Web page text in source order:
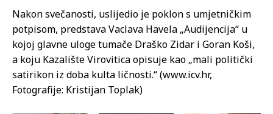
Nakon svečanosti, uslijedio je poklon s umjetničkim
potpisom, predstava Vaclava Havela „Audijencija“ u
kojoj glavne uloge tumače Draško Zidar i Goran Koši,
a koju Kazalište Virovitica opisuje kao „mali politički
satirikon iz doba kulta ličnosti.“ (www.icv.hr,
Fotografije: Kristijan Toplak)